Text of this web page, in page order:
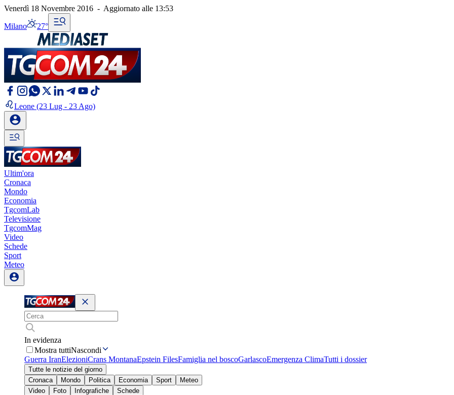
Venerdì 18 Novembre 2016 - Aggiornato alle 13:53
Milano 27°
Leone (23 Lug - 23 Ago)
Ultim'ora
Cronaca
Mondo
Economia
TgcomLab
Televisione
TgcomMag
Video
Schede
Sport
Meteo
In evidenza
Mostra tuttiNascondi
Guerra IranElezioniCrans MontanaEpstein FilesFamiglia nel boscoGarlascoEmergenza ClimaTutti i dossier
Tutte le notizie del giorno
Cronaca
Mondo Politica Economia Sport
Meteo
Video
Foto Infografiche
Schede